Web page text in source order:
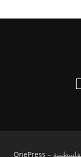
–
OnePress